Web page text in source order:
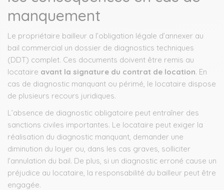
manquement
Le propriétaire bailleur a l’obligation légale d’annexer au
bail commercial un dossier de diagnostics techniques
(DDT) complet. Ces documents doivent être remis au
locataire avant la signature du contrat de location. En
cas de diagnostic manquant ou périmé, le locataire dispose
de plusieurs recours juridiques.
L’absence de diagnostic obligatoire peut entraîner des
sanctions civiles importantes. Le locataire peut exiger la
réalisation du diagnostic manquant, demander une
diminution du loyer ou, dans les cas graves, solliciter
l’annulation du bail. De plus, si un diagnostic erroné cause un
préjudice au locataire, la responsabilité du bailleur peut être
engagée.